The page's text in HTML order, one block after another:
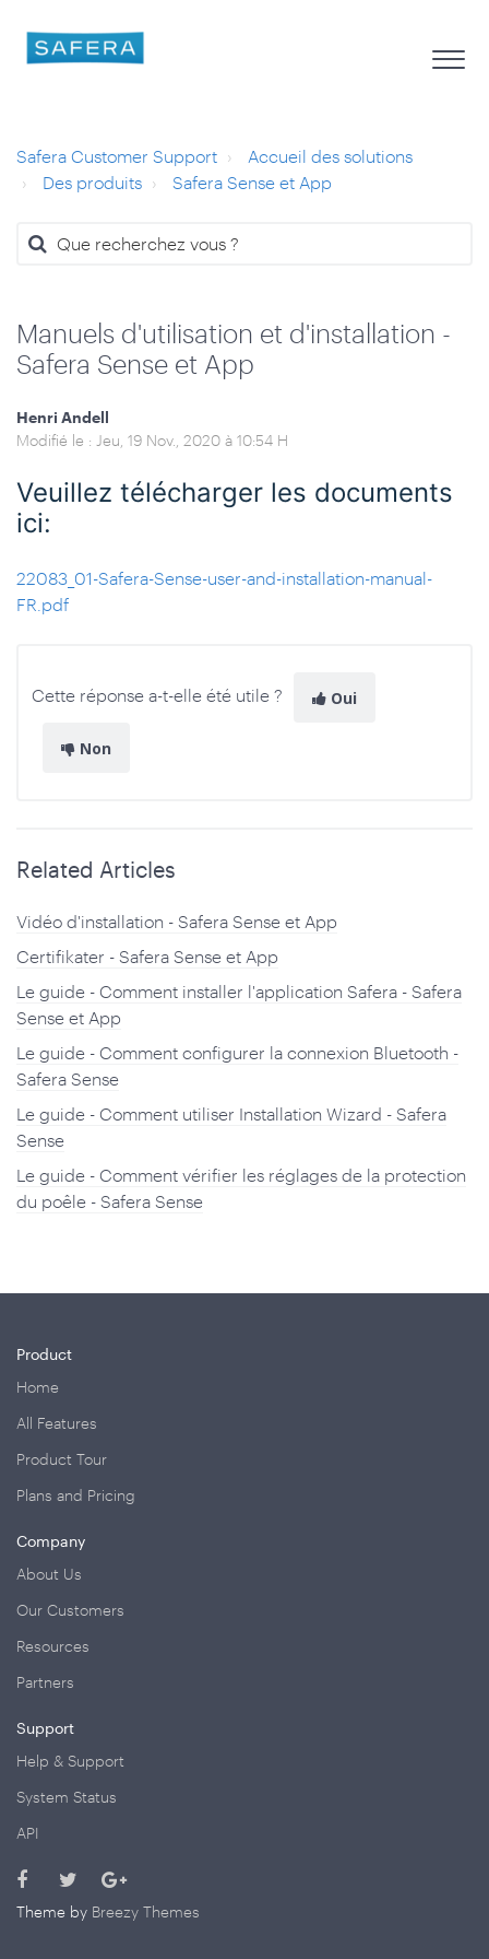
Safera Customer Support
Accueil des solutions
Des produits
Safera Sense et App
Manuels d'utilisation et d'installation -
Safera Sense et App
Henri Andell
Modifié le : Jeu, 19 Nov., 2020 à 10:54 H
Veuillez télécharger les documents
ici:
22083_01-Safera-Sense-user-and-installation-manual-
FR.pdf
Cette réponse a-t-elle été utile ? Oui
Non
Related Articles
Vidéo d'installation - Safera Sense et App
Certifikater - Safera Sense et App
Le guide - Comment installer l'application Safera - Safera
Sense et App
Le guide - Comment configurer la connexion Bluetooth -
Safera Sense
Le guide - Comment utiliser Installation Wizard - Safera
Sense
Le guide - Comment vérifier les réglages de la protection
du poêle - Safera Sense
Product
Home
All Features
Product Tour
Plans and Pricing
Company
About Us
Our Customers
Resources
Partners
Support
Help & Support
System Status
API
Theme by Breezy Themes